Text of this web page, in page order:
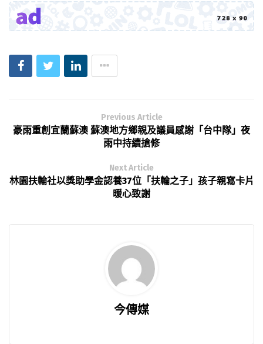
Previous Article
豪雨重創宜蘭蘇澳 蘇澳地方鄉親及議員感謝「台中隊」夜
雨中持續搶修
Next Article
林園扶輪社以獎助學金認養37位「扶輪之子」孩子親寫卡片
暖心致謝
今傳媒